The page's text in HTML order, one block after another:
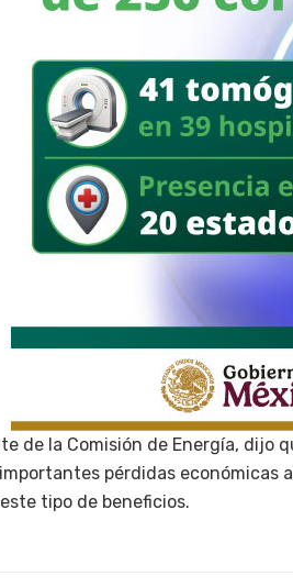
de la Comisión de Energía, dijo
pérdidas económicas
tipo de beneficios.